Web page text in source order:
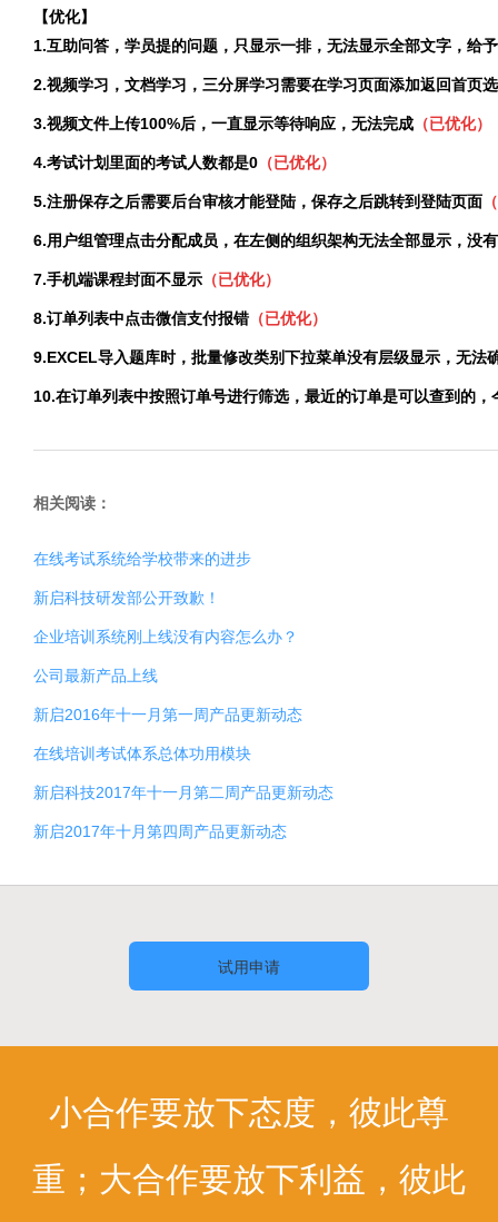
【优化】
1.互助问答，学员提的问题，只显示一排，无法显示全部文字，给
2.视频学习，文档学习，三分屏学习需要在学习页面添加返回首页
3.视频文件上传100%后，一直显示等待响应，无法完成 （已优化）
4.考试计划里面的考试人数都是0 （已优化）
5.注册保存之后需要后台审核才能登陆，保存之后跳转到登陆页面
6.用户组管理点击分配成员，在左侧的组织架构无法全部显示，没
7.手机端课程封面不显示 （已优化）
8.订单列表中点击微信支付报错 （已优化）
9.EXCEL导入题库时，批量修改类别下拉菜单没有层级显示，无法
10.在订单列表中按照订单号进行筛选，最近的订单是可以查到的
相关阅读：
在线考试系统给学校带来的进步
新启科技研发部公开致歉！
企业培训系统刚上线没有内容怎么办？
公司最新产品上线
新启2016年十一月第一周产品更新动态
在线培训考试体系总体功用模块
新启科技2017年十一月第二周产品更新动态
新启2017年十月第四周产品更新动态
试用申请
小合作要放下态度，彼此尊
重；大合作要放下利益，彼此